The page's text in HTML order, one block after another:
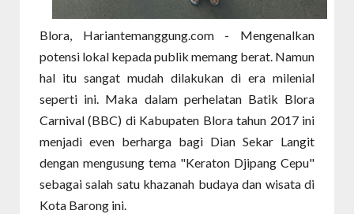
Blora, Hariantemanggung.com - Mengenalkan
potensi lokal kepada publik memang berat. Namun
hal itu sangat mudah dilakukan di era milenial
seperti ini. Maka dalam perhelatan Batik Blora
Carnival (BBC) di Kabupaten Blora tahun 2017 ini
menjadi even berharga bagi Dian Sekar Langit
dengan mengusung tema "Keraton Djipang Cepu"
sebagai salah satu khazanah budaya dan wisata di
Kota Barong ini.